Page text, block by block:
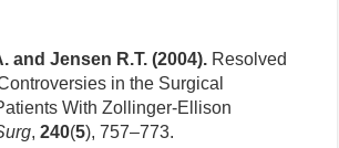
Jensen R.T. (2004). Resolved
in the Surgical
With Zollinger-Ellison
,240(5), 757–773.